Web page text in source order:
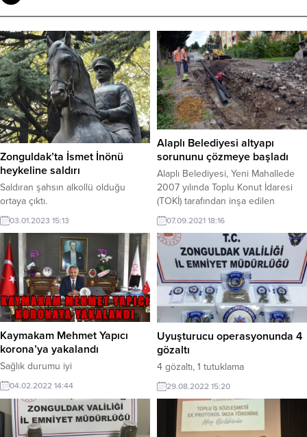
Zonguldak’ta İsmet İnönü
heykeline saldırı
Saldıran şahsın alkollü olduğu
ortaya çıktı.
03.01.2023 15:13
Alaplı Belediyesi altyapı
sorununu çözmeye başladı
Alaplı Belediyesi, Yeni Mahallede
2007 yılında Toplu Konut İdaresi
(TOKİ) tarafından inşa edilen
konutların altyapı sorununu kökten
çözülüyor. Yapılan altyapı
kazılarında konutların kanalizasyon
ve yağmur sularını taşıyan ana hat
borularının ezildiği ve hatalı
döşendiği tespit edilmesi üzerine
çalışmalara hemen başlayan
ekipler, eski hattı sökerek yeni hat
döşeme çalışmalarını sürdürüyor.
07.09.2021 18:16
Kaymakam Mehmet Yapıcı
korona’ya yakalandı
Sağlık durumu iyi
04.02.2022 14:44
Uyuşturucu operasyonunda 4
gözaltı
4 gözaltı, 1 tutuklama
29.08.2022 15:20